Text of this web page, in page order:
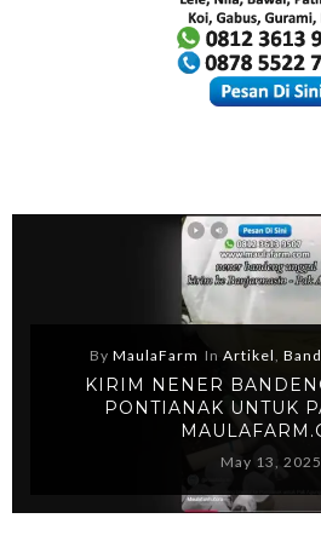
By MaulaFarm In Artikel,
KIRIM NENER
PONTIANAK UNTUK
May 13, 2025